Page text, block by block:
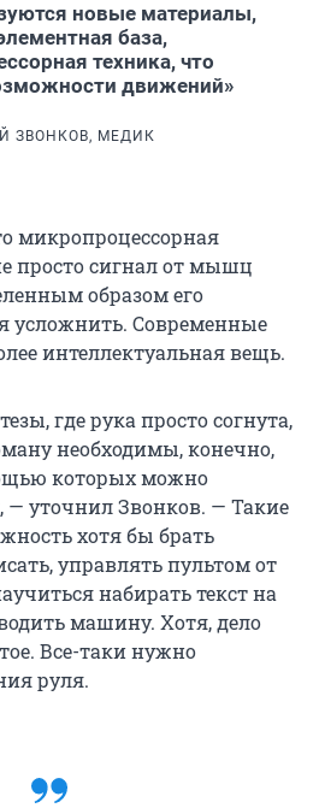
новые материалы,
база,
техника, что
движений»
ЗВОНКОВ, МЕДИК
микропроцессорная
просто сигнал от мышц
образом его
усложнить. Современные
интеллектуальная вещь.
где рука просто согнута,
необходимы, конечно,
которых можно
уточнил Звонков. — Такие
хотя бы брать
управлять пультом от
набирать текст на
машину. Хотя, дело
Все-таки нужно
руля.